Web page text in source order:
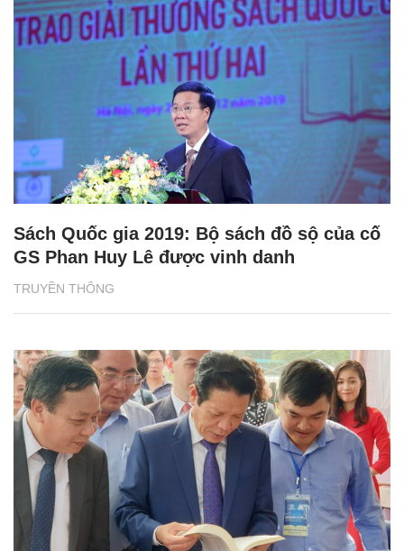
TRUYỀN THÔNG
Sách Quốc gia 2019: Bộ sách đồ sộ của cố
GS Phan Huy Lê được vinh danh